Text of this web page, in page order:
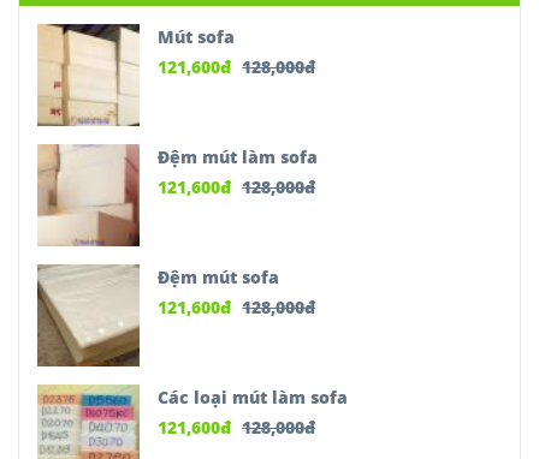
Mút sofa
121,600đ 128,000đ
Đệm mút làm sofa
121,600đ 128,000đ
Đệm mút sofa
121,600đ 128,000đ
Các loại mút làm sofa
121,600đ 128,000đ